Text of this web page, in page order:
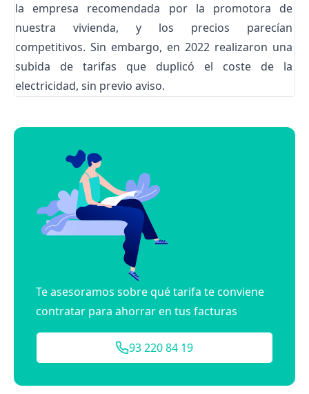
la empresa recomendada por la promotora de
nuestra vivienda, y los precios parecían
competitivos. Sin embargo, en 2022 realizaron una
subida de tarifas que duplicó el coste de la
electricidad, sin previo aviso.
Te asesoramos sobre qué tarifa te conviene
contratar para ahorrar en tus facturas
93 220 84 19